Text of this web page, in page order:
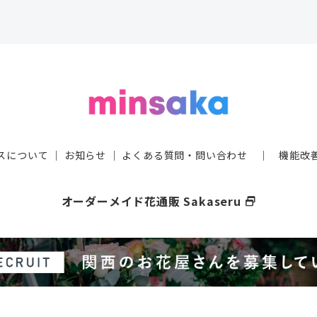
について ｜ お知らせ ｜ よくある質問・問い合わせ ｜機能改
オーダーメイド花通販 Sakaseru select_window